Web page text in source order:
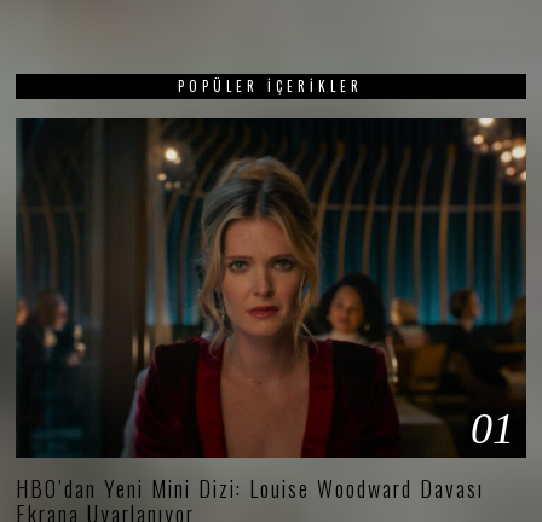
POPÜLER İÇERIKLER
01
HBO’dan Yeni Mini Dizi: Louise Woodward Davası
Ekrana Uyarlanıyor